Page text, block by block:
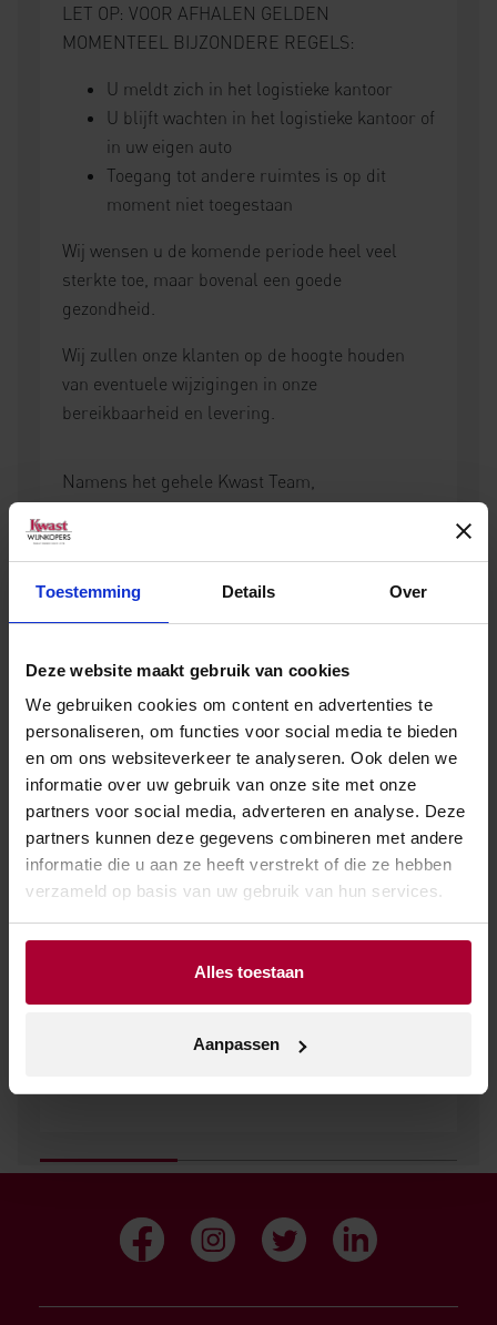
Toestemming Details Over
Deze website maakt gebruik van cookies
We gebruiken cookies om content en advertenties te
personaliseren, om functies voor social media te bieden
en om ons websiteverkeer te analyseren. Ook delen we
informatie over uw gebruik van onze site met onze
partners voor social media, adverteren en analyse. Deze
partners kunnen deze gegevens combineren met andere
informatie die u aan ze heeft verstrekt of die ze hebben
verzameld op basis van uw gebruik van hun services.
Alles toestaan
Aanpassen
LET OP: VOOR AFHALEN GELDEN
MOMENTEEL BIJZONDERE REGELS:
U meldt zich in het logistieke kantoor
U blijft wachten in het logistieke kantoor of
in uw eigen auto
Toegang tot andere ruimtes is op dit
moment niet toegestaan
Wij wensen u de komende periode heel veel
sterkte toe, maar bovenal een goede
gezondheid.
Wij zullen onze klanten op de hoogte houden
van eventuele wijzigingen in onze
bereikbaarheid en levering.
Namens het gehele Kwast Team,
een hartelijke groet,
NIEUWS
Proef de zomer met Feudo Montoni